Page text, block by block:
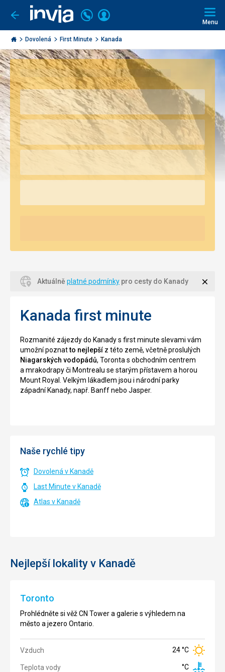
Jít
zpět
Invia.cz
Volejte
226
000
290
Přihlásit
Menu
Dovolená First Minute Kanada
Aktuálně platné podmínky pro cesty do Kanady
Kanada first minute
Rozmanité zájezdy do Kanady s first minute slevami vám
umožní poznatto nejlepší z této země, včetně proslulých
Niagarských vodopádů, Toronta s obchodním centrem
a mrakodrapy či Montrealu se starým přístavem a horou
Mount Royal. Velkým lákadlem jsou i národní parky
západní Kanady, např. Banff nebo Jasper.
Naše rychlé tipy
Dovolená v Kanadě
Last Minute v Kanadě
Atlas v Kanadě
Nejlepší lokality v Kanadě
Toronto
Prohlédněte si věž CN Tower a galerie s výhledem na
město a jezero Ontario.
Vzduch 24 °C
Teplota vody °C